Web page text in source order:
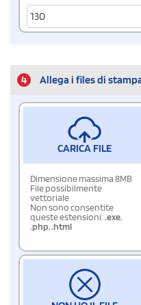
4 Allega i files di
CARICA FILE
Dimensione massima 8MB
File possibilmente
vettoriale
Non sono consentite
queste estensioni:.exe,
.php,.html